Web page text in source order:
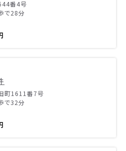
番4号
で28分
町1611番7号
で32分